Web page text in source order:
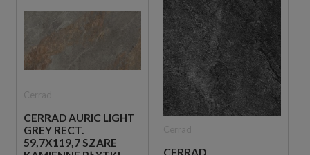
CERRAD AURIC LIGHT
GREY RECT.
59,7X119,7 SZARE
CERRAD